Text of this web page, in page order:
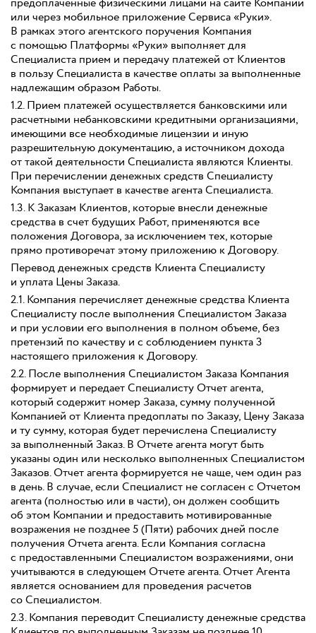
или через мобильное приложение Сервиса «Руки».
В рамках этого агентского поручения Компания
с помощью Платформы «Руки» выполняет для
Специалиста прием и передачу платежей от Клиентов
в пользу Специалиста в качестве оплаты за выполненные
надлежащим образом Работы.
1.2. Прием платежей осуществляется банковскими или
расчетными небанковскими кредитными организациями,
имеющими все необходимые лицензии и иную
разрешительную документацию, а источником дохода
от такой деятельности Специалиста являются Клиенты.
При перечислении денежных средств Специалисту
Компания выступает в качестве агента Специалиста.
1.3. К Заказам Клиентов, которые внесли денежные
средства в счет будущих Работ, применяются все
положения Договора, за исключением тех, которые
прямо противоречат этому приложению к Договору.
Перевод денежных средств Клиента Специалисту
и уплата Цены Заказа.
2.1. Компания перечисляет денежные средства Клиента
Специалисту после выполнения Специалистом Заказа
и при условии его выполнения в полном объеме, без
претензий по качеству и с соблюдением пункта 3
настоящего приложения к Договору.
2.2. После выполнения Специалистом Заказа Компания
формирует и передает Специалисту Отчет агента,
который содержит номер Заказа, сумму полученной
Компанией от Клиента предоплаты по Заказу, Цену Заказа
и ту сумму, которая будет перечислена Специалисту
за выполненный Заказ. В Отчете агента могут быть
указаны один или несколько выполненных Специалистом
Заказов. Отчет агента формируется не чаще, чем один раз
в день. В случае, если Специалист не согласен с Отчетом
агента (полностью или в части), он должен сообщить
об этом Компании и предоставить мотивированные
возражения не позднее 5 (Пяти) рабочих дней после
получения Отчета агента. Если Компания согласна
с предоставленными Специалистом возражениями, они
учитываются в следующем Отчете агента. Отчет Агента
является основанием для проведения расчетов
со Специалистом.
2.3. Компания переводит Специалисту денежные средства